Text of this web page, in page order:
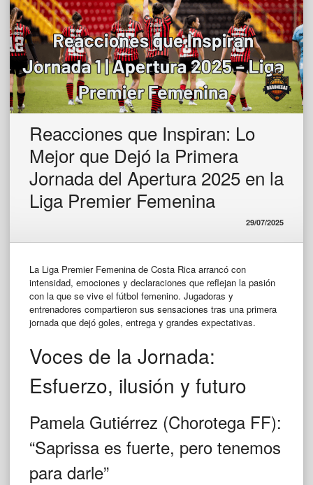
Reacciones que Inspiran: Lo
Mejor que Dejó la Primera
Jornada del Apertura 2025 en la
Liga Premier Femenina
29/07/2025
La Liga Premier Femenina de Costa Rica arrancó con
intensidad, emociones y declaraciones que reflejan la pasión
con la que se vive el fútbol femenino. Jugadoras y
entrenadores compartieron sus sensaciones tras una primera
jornada que dejó goles, entrega y grandes expectativas.
Voces de la Jornada:
Esfuerzo, ilusión y futuro
Pamela Gutiérrez (Chorotega FF):
“Saprissa es fuerte, pero tenemos
para darle”